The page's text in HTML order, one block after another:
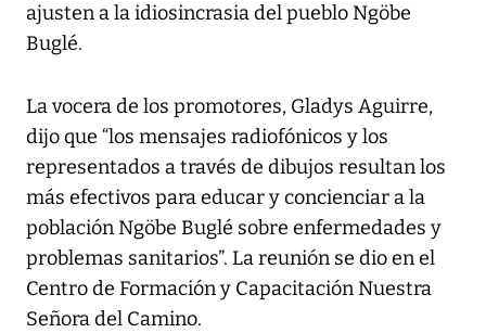
ajusten a la idiosincrasia del pueblo Ngöbe
Buglé.
La vocera de los promotores, Gladys Aguirre,
dijo que “los mensajes radiofónicos y los
representados a través de dibujos resultan los
más efectivos para educar y concienciar a la
población Ngöbe Buglé sobre enfermedades y
problemas sanitarios”. La reunión se dio en el
Centro de Formación y Capacitación Nuestra
Señora del Camino.